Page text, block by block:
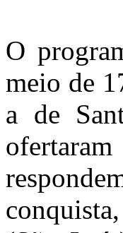
O
meio de
a de